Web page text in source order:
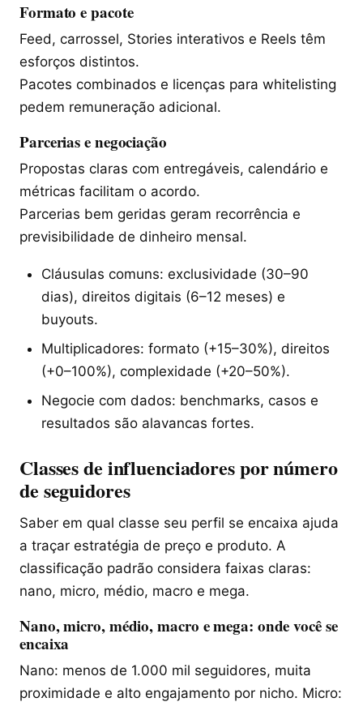
Formato e pacote
Feed, carrossel, Stories interativos e Reels têm
esforços distintos.
Pacotes combinados e licenças para whitelisting
pedem remuneração adicional.
Parcerias e negociação
Propostas claras com entregáveis, calendário e
métricas facilitam o acordo.
Parcerias bem geridas geram recorrência e
previsibilidade de dinheiro mensal.
Cláusulas comuns: exclusividade (30–90
dias), direitos digitais (6–12 meses) e
buyouts.
Multiplicadores: formato (+15–30%), direitos
(+0–100%), complexidade (+20–50%).
Negocie com dados: benchmarks, casos e
resultados são alavancas fortes.
Classes de influenciadores por número
de seguidores
Saber em qual classe seu perfil se encaixa ajuda
a traçar estratégia de preço e produto. A
classificação padrão considera faixas claras:
nano, micro, médio, macro e mega.
Nano, micro, médio, macro e mega: onde você se
encaixa
Nano: menos de 1.000 mil seguidores, muita
proximidade e alto engajamento por nicho. Micro: